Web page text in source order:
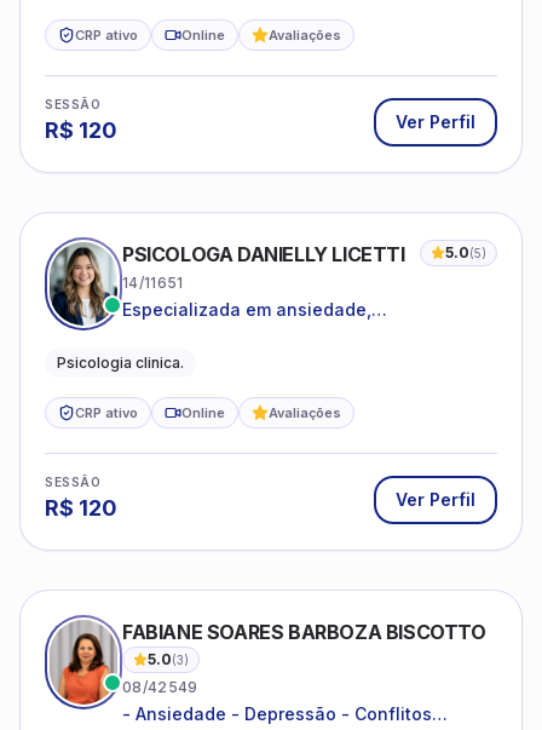
CRP ativo Online Avaliações
SESSÃO
R$ 120 Ver Perfil
PSICOLOGA DANIELLY LICETTI 5.0(5)
14/11651
Especializada em ansiedade,
Psicologia clinica.
CRP ativo Online Avaliações
SESSÃO
R$ 120 Ver Perfil
FABIANE SOARES BARBOZA BISCOTTO
5.0(3)
08/42549
- Ansiedade - Depressão - Conflitos